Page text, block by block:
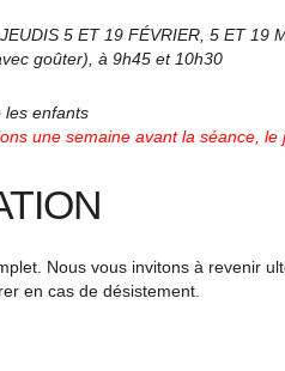
JEUDIS 5 ET 19 FÉVRIER, 5 ET 19
goûter), à 9h45 et 10h30
les enfants
une semaine avant la séance, le
Nous vous invitons à revenir
en cas de désistement.